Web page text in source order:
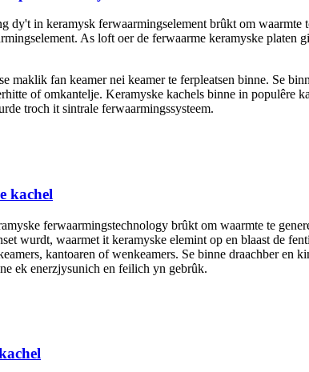
in keramysk ferwaarmingselement brûkt om waarmte
As loft oer de ferwaarme keramyske platen
maklik fan keamer nei keamer te ferpleatsen binne. Se
of omkantelje. Keramyske kachels binne in populêre
troch it sintrale ferwaarmingssysteem.
kachel
ferwaarmingstechnology brûkt om waarmte te
wurdt, waarmet it keramyske elemint op en blaast de
kantoaren of wenkeamers. Se binne draachber en
ek enerzjysunich en feilich yn gebrûk.